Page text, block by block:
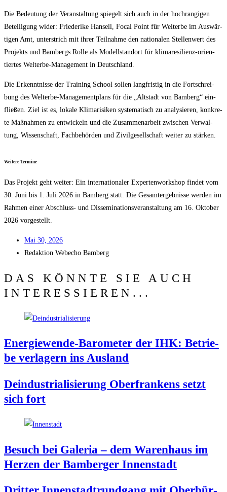
Die Bedeu­tung der Ver­an­stal­tung spie­gelt sich auch in der hoch­ran­gi­gen
Betei­li­gung wider: Frie­de­ri­ke Han­sell, Focal Point für Welt­erbe im Aus­wär­
ti­gen Amt, unter­strich mit ihrer Teil­nah­me den natio­na­len Stel­len­wert des
Pro­jekts und Bam­bergs Rol­le als Modell­stand­ort für kli­ma­re­si­li­enz-ori­en­
tier­tes Welt­erbe-Manage­ment in Deutschland.
Die Erkennt­nis­se der Trai­ning School sol­len lang­fris­tig in die Fort­schrei­
bung des Welt­erbe-Manage­ment­plans für die „Alt­stadt von Bam­berg“ ein­
flie­ßen. Ziel ist es, loka­le Kli­ma­ri­si­ken sys­te­ma­tisch zu ana­ly­sie­ren, kon­kre­
te Maß­nah­men zu ent­wi­ckeln und die Zusam­men­ar­beit zwi­schen Ver­wal­
tung, Wis­sen­schaft, Fach­be­hör­den und Zivil­ge­sell­schaft wei­ter zu stärken.
Wei­te­re Termine
Das Pro­jekt geht wei­ter: Ein inter­na­tio­na­ler Exper­ten­work­shop fin­det vom
30. Juni bis 1. Juli 2026 in Bam­berg statt. Die Gesamt­ergeb­nis­se wer­den im
Rah­men einer Abschluss- und Dis­se­mi­na­ti­ons­ver­an­stal­tung am 16. Okto­ber
2026 vorgestellt.
Mai 30, 2026
Redak­ti­on Web­echo Bamberg
DAS KÖNNTE SIE AUCH
INTERESSIEREN...
Ener­gie­wen­de-Baro­me­ter der IHK: Betrie­
be ver­la­gern ins Ausland
Deindus­tria­li­sie­rung Ober­fran­kens setzt
sich fort
Besuch bei Gale­ria – dem Waren­haus im
Her­zen der Bam­ber­ger Innenstadt